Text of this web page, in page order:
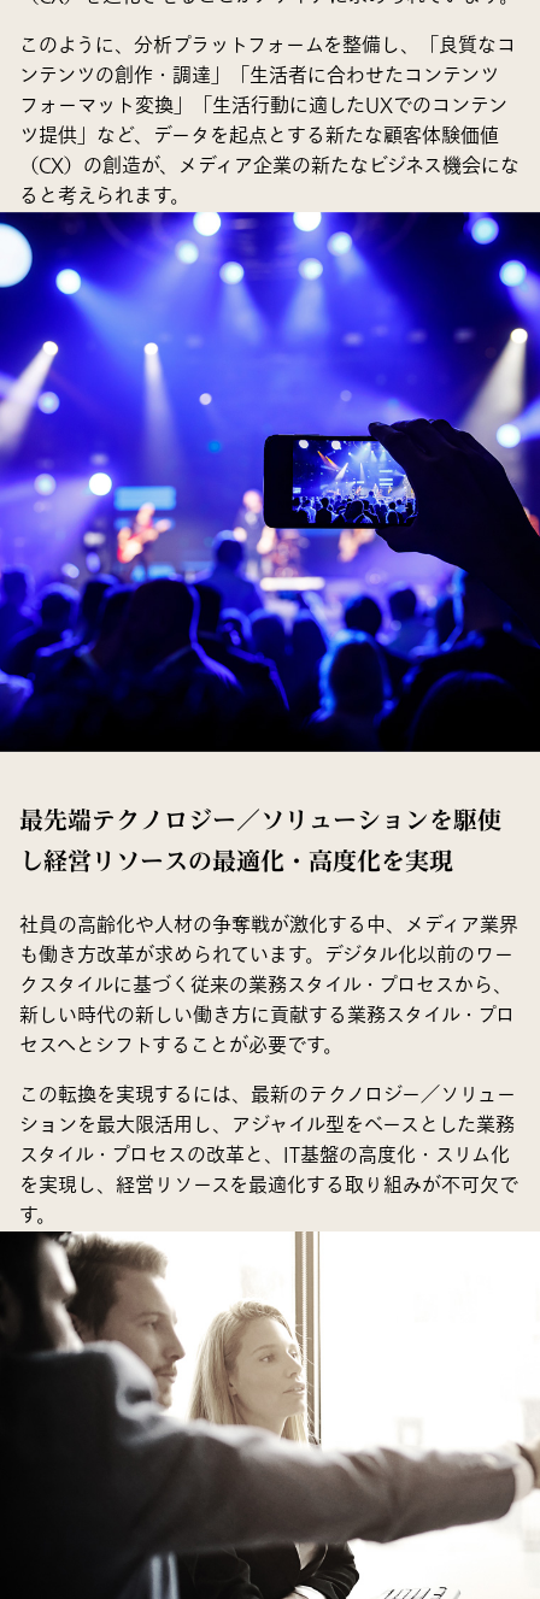
このように、分析プラットフォームを整備し、「良質なコ
ンテンツの創作・調達」「生活者に合わせたコンテンツ
フォーマット変換」「生活行動に適したUXでのコンテン
ツ提供」など、データを起点とする新たな顧客体験価値
（CX）の創造が、メディア企業の新たなビジネス機会にな
ると考えられます。
最先端テクノロジー／ソリューションを駆使
し経営リソースの最適化・高度化を実現
社員の高齢化や人材の争奪戦が激化する中、メディア業界
も働き方改革が求められています。デジタル化以前のワー
クスタイルに基づく従来の業務スタイル・プロセスから、
新しい時代の新しい働き方に貢献する業務スタイル・プロ
セスへとシフトすることが必要です。
この転換を実現するには、最新のテクノロジー／ソリュー
ションを最大限活用し、アジャイル型をベースとした業務
スタイル・プロセスの改革と、IT基盤の高度化・スリム化
を実現し、経営リソースを最適化する取り組みが不可欠で
す。